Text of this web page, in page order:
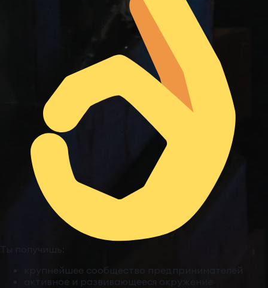
Ты получишь:
крупнейшее сообщество предпринимателей
активное и развивающееся окружение